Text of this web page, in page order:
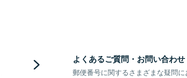
よくあるご質問・お問い合わせ
郵便番号に関するさまざまな疑問に